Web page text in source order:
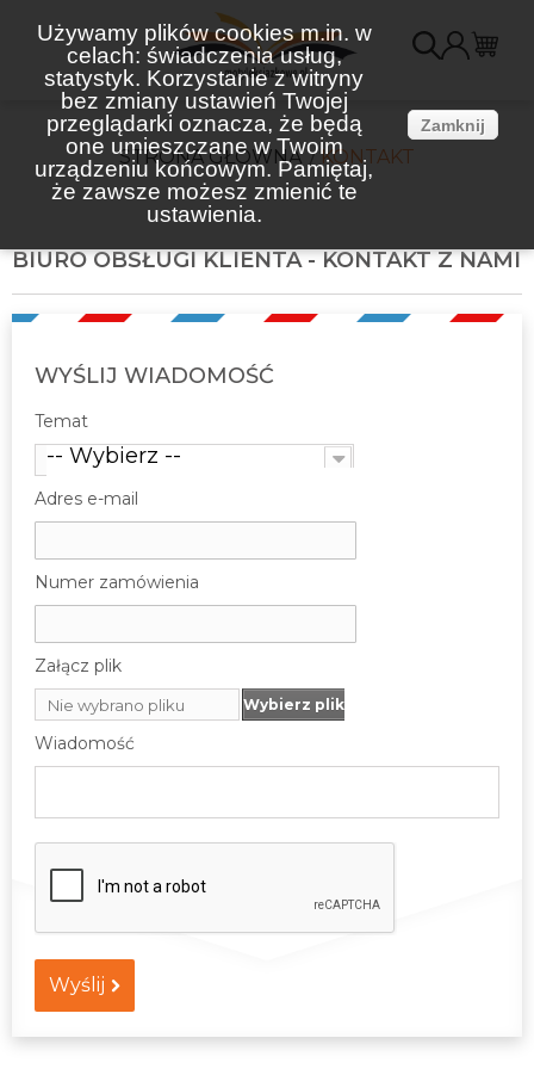
Używamy plików cookies m.in. w
celach: świadczenia usług,
statystyk. Korzystanie z witryny
bez zmiany ustawień Twojej
przeglądarki oznacza, że będą
one umieszczane w Twoim
urządzeniu końcowym. Pamiętaj,
że zawsze możesz zmienić te
ustawienia.
Zamknij
STRONA GŁÓWNA KONTAKT
BIURO OBSŁUGI KLIENTA - KONTAKT Z NAMI
WYŚLIJ WIADOMOŚĆ
Temat
-- Wybierz --
Adres e-mail
Numer zamówienia
Załącz plik
Nie wybrano pliku Wybierz plik
Wiadomość
Wyślij